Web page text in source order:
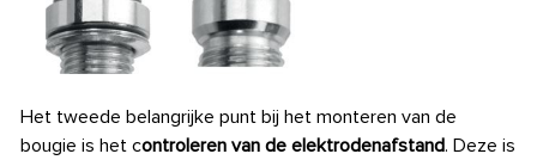
Het tweede belangrijke punt bij het monteren van de
bougie is het controleren van de elektrodenafstand. Deze is